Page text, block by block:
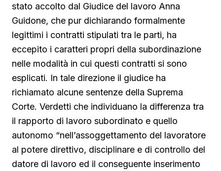
stato accolto dal Giudice del lavoro Anna
Guidone, che pur dichiarando formalmente
legittimi i contratti stipulati tra le parti, ha
eccepito i caratteri propri della subordinazione
nelle modalità in cui questi contratti si sono
esplicati. In tale direzione il giudice ha
richiamato alcune sentenze della Suprema
Corte. Verdetti che individuano la differenza tra
il rapporto di lavoro subordinato e quello
autonomo “nell’assoggettamento del lavoratore
al potere direttivo, disciplinare e di controllo del
datore di lavoro ed il conseguente inserimento